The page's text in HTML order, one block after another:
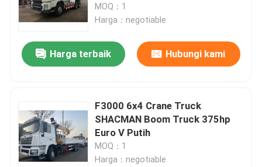
MOQ：1
Harga：negotiable
Harga terbaik Hubungi kami
F3000 6x4 Crane Truck
SHACMAN Boom Truck 375hp
Euro V Putih
MOQ：1
Harga：negotiable